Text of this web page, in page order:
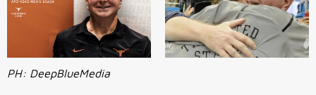
PH: DeepBlueMedia